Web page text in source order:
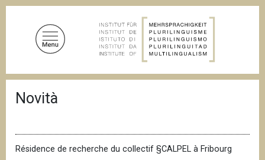
r
i
o
l
Novità
Résidence de recherche du collectif §CALPEL à Fribourg